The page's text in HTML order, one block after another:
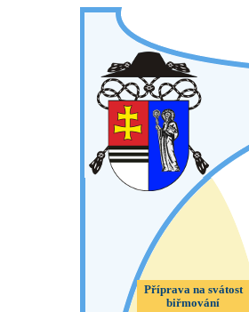
Příprava na svátost
biřmování